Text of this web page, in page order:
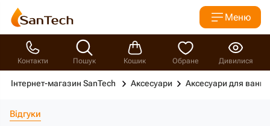
Меню
Контакти Пошук Кошик Обране Дивилися
Інтернет-магазин SanTech Аксесуари Аксесуари для
Відгуки